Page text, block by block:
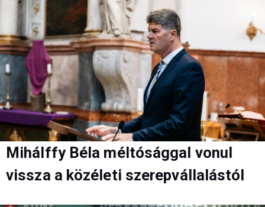
Mihálffy Béla méltósággal vonul
vissza a közéleti szerepvállalástól